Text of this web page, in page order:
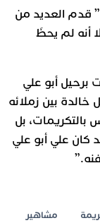
قدم العديد من
أنه لم يحظَ
برحيل أبو علي
خالدة بين زملائه
بالتكريمات، بل
كان علي أبو علي
مشاهير